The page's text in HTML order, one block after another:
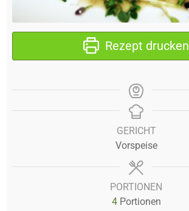
Rezept drucken
GERICHT
Vorspeise
PORTIONEN
4 Portionen